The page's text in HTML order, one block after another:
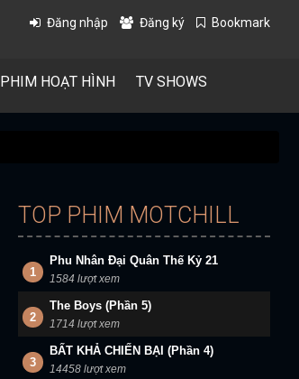
Đăng nhập Đăng ký Bookmark
PHIM HOẠT HÌNH TV SHOWS
TOP PHIM MOTCHILL
1
Phu Nhân Đại Quân Thế Kỷ 21
1584 lượt xem
2
The Boys (Phần 5)
1714 lượt xem
3
BẤT KHẢ CHIẾN BẠI (Phần 4)
14458 lượt xem